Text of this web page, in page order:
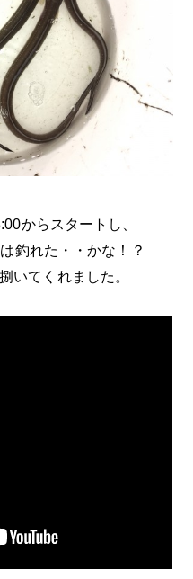
からスタートし、
釣れた・・かな！？
いてくれました。